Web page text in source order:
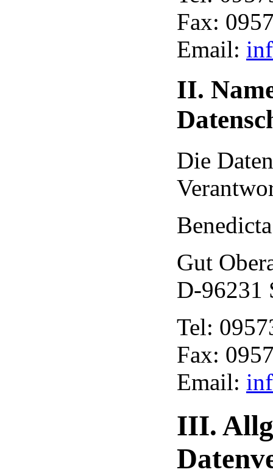
Fax:
Email:
II.
Die
Gut
D-96231
Tel:
Fax:
Email:
III.